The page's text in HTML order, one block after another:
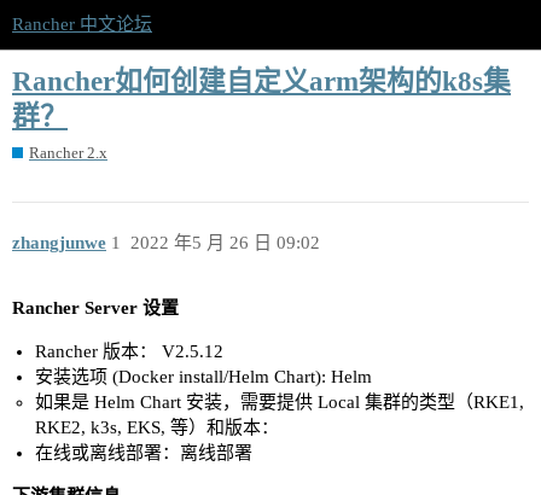
Rancher 中文论坛
Rancher如何创建自定义arm架构的k8s集
群？
Rancher 2.x
zhangjunwe 2022 年5 月 26 日 09:02
1
Rancher Server 设置
Rancher 版本： V2.5.12
安装选项 (Docker install/Helm Chart): Helm
如果是 Helm Chart 安装，需要提供 Local 集群的类型（RKE1,
RKE2, k3s, EKS, 等）和版本：
在线或离线部署：离线部署